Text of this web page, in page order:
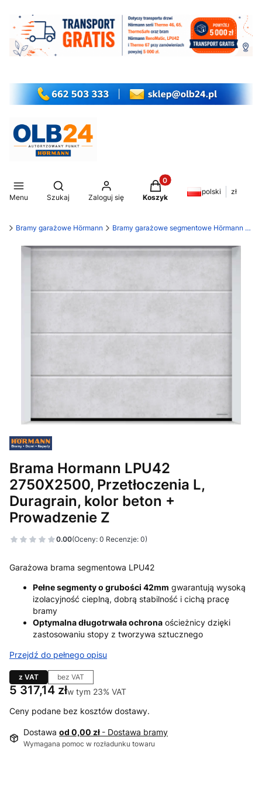
Menu
Otwórz wyszukiwarkę
Szukaj Zaloguj się
Produkty w koszyku: 0.
Koszyk
polski zł
Bramy garażowe Hörmann Bramy garażowe segmentowe Hörmann LPU 42
Brama Hormann LPU42
2750X2500, Przetłoczenia L,
Duragrain, kolor beton +
Prowadzenie Z
0.00(Oceny: 0 Recenzje: 0)
Garażowa brama segmentowa LPU42
Pełne segmenty o grubości 42mm gwarantują wysoką
izolacyjność cieplną, dobrą stabilność i cichą pracę
bramy
Optymalna długotrwała ochrona ościeżnicy dzięki
zastosowaniu stopy z tworzywa sztucznego
Przejdź do pełnego opisu
z VAT bez VAT
Cena
5 317,14 złw tym 23% VAT
w tym 23% VAT
Ceny podane bez kosztów dostawy.
Dostawa od 0,00 zł - Dostawa bramy
Wymagana pomoc w rozładunku towaru